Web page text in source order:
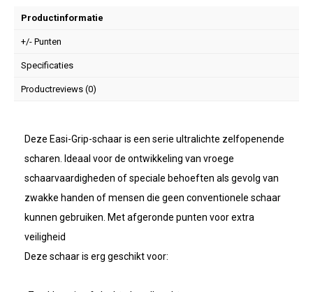
Productinformatie
+/- Punten
Specificaties
Productreviews (0)
Deze Easi-Grip-schaar is een serie ultralichte zelfopenende
scharen. Ideaal voor de ontwikkeling van vroege
schaarvaardigheden of speciale behoeften als gevolg van
zwakke handen of mensen die geen conventionele schaar
kunnen gebruiken. Met afgeronde punten voor extra
veiligheid
Deze schaar is erg geschikt voor: